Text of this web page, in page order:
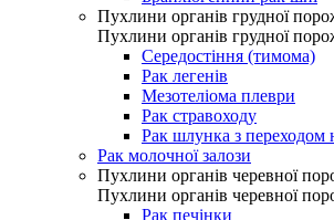
Пухлини органів грудної
Пухлини органів грудної
Середостіння (тимома)
Рак легенів
Мезотеліома плеври
Рак стравоходу
Рак шлунка з переходом
Рак молочної залози
Пухлини органів черевної
Пухлини органів черевної
Рак печінки